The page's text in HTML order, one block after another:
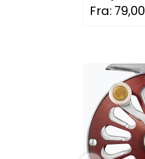
Fra: 79,00